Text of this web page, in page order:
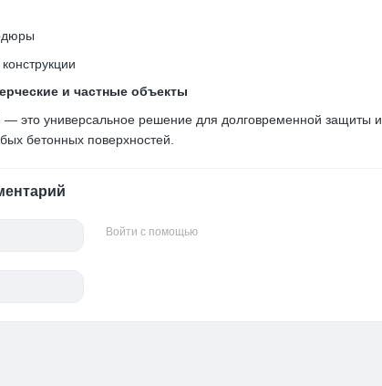
и частные объекты
— это универсальное решение для долговременной защиты и
бетонных поверхностей.
Войти с помощью